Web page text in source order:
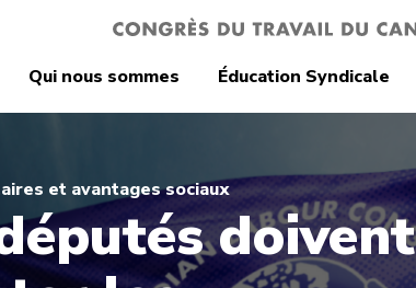
Qui nous sommes Éducation Syndicale
et avantages sociaux
doivent